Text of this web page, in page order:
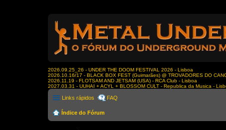
2026.09.25_26 - UNDER THE DOOM FESTIVAL 2026 - Lisboa
2026.10.16/17 - BLACK BOX FEST (Guimarães) @ TROVADORES DO
2026.11.19 - FLOTSAM AND JETSAM (USA) - RCA Club - Lisboa
2027.03.31 - UUHAI + ACYL + BLOSSOM CULT - Republica da Musica -
Links rápidos FAQ
Índice do Fórum